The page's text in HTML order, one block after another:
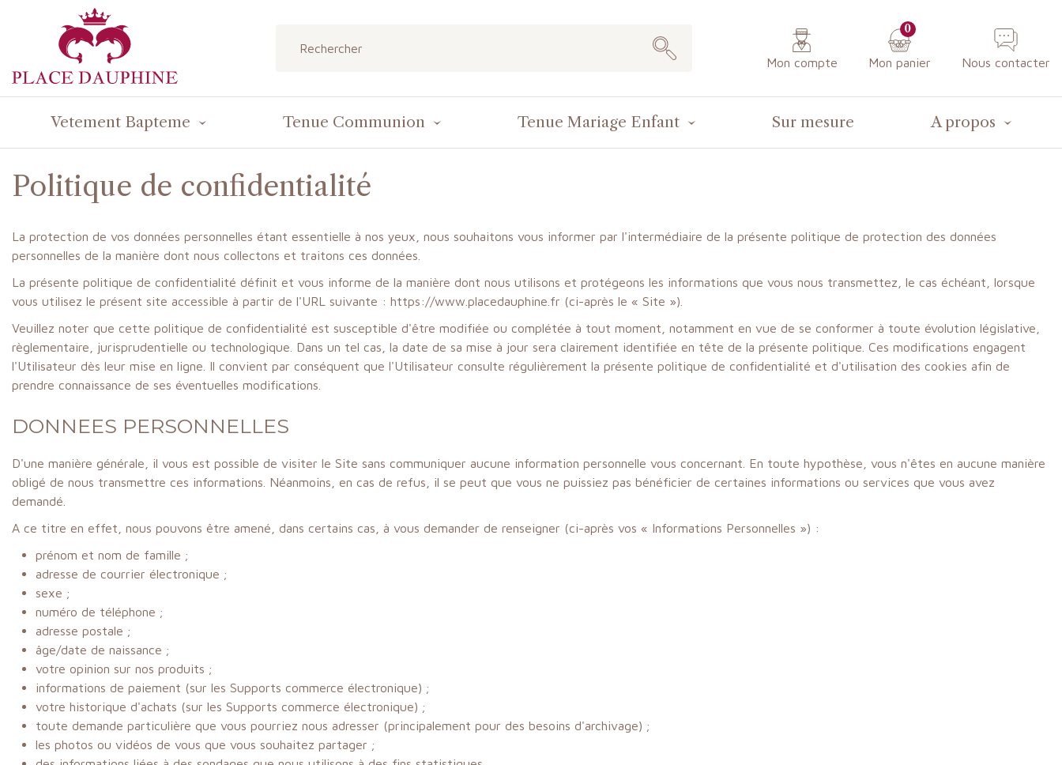
Mon compte
0
Mon panier Nous contacter
Vetement Bapteme Tenue Communion Tenue Mariage Enfant Sur mesure A propos
Politique de confidentialité
La protection de vos données personnelles étant essentielle à nos yeux, nous souhaitons vous informer par l'intermédiaire de la présente politique de protection des données
personnelles de la manière dont nous collectons et traitons ces données.
La présente politique de confidentialité définit et vous informe de la manière dont nous utilisons et protégeons les informations que vous nous transmettez, le cas échéant, lorsque
vous utilisez le présent site accessible à partir de l'URL suivante : https://www.placedauphine.fr (ci-après le « Site »).
Veuillez noter que cette politique de confidentialité est susceptible d'être modifiée ou complétée à tout moment, notamment en vue de se conformer à toute évolution législative,
règlementaire, jurisprudentielle ou technologique. Dans un tel cas, la date de sa mise à jour sera clairement identifiée en tête de la présente politique. Ces modifications engagent
l'Utilisateur dès leur mise en ligne. Il convient par conséquent que l'Utilisateur consulte régulièrement la présente politique de confidentialité et d'utilisation des cookies afin de
prendre connaissance de ses éventuelles modifications.
DONNEES PERSONNELLES
D'une manière générale, il vous est possible de visiter le Site sans communiquer aucune information personnelle vous concernant. En toute hypothèse, vous n'êtes en aucune manière
obligé de nous transmettre ces informations. Néanmoins, en cas de refus, il se peut que vous ne puissiez pas bénéficier de certaines informations ou services que vous avez
demandé.
A ce titre en effet, nous pouvons être amené, dans certains cas, à vous demander de renseigner (ci-après vos « Informations Personnelles ») :
prénom et nom de famille ;
adresse de courrier électronique ;
sexe ;
numéro de téléphone ;
adresse postale ;
âge/date de naissance ;
votre opinion sur nos produits ;
informations de paiement (sur les Supports commerce électronique) ;
votre historique d'achats (sur les Supports commerce électronique) ;
toute demande particulière que vous pourriez nous adresser (principalement pour des besoins d'archivage) ;
les photos ou vidéos de vous que vous souhaitez partager ;